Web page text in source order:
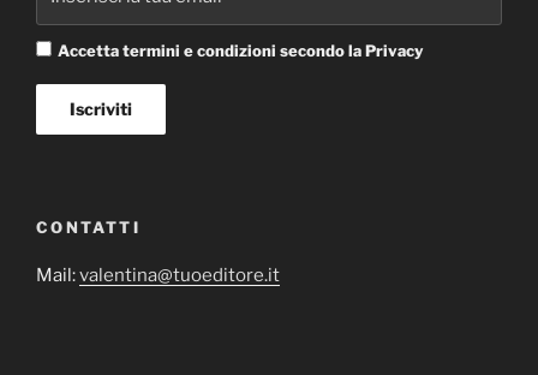
Accetta termini e condizioni secondo la Privacy
CONTATTI
Mail:valentina@tuoeditore.it